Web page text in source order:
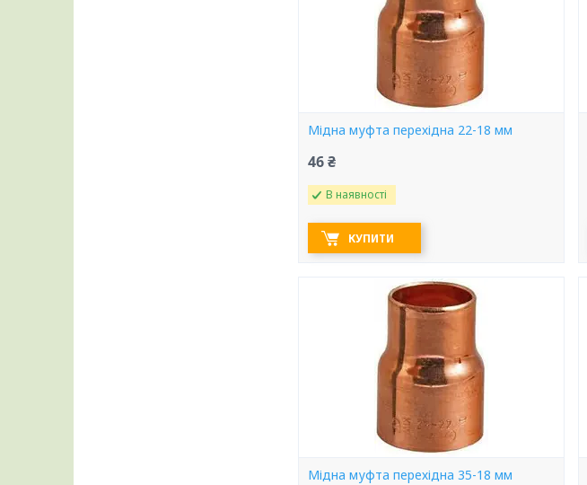
Мідна муфта перехідна 22-18 мм
46 ₴
В наявності
КУПИТИ
Мідна муфта перехідна 35-18 мм